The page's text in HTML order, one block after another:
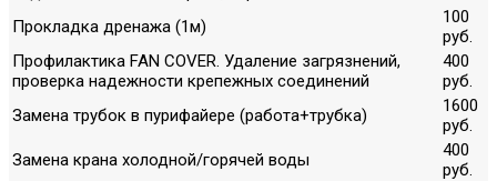
Прокладка дренажа (1м)
100
руб.
Профилактика FAN COVER. Удаление загрязнений,
проверка надежности крепежных соединений
400
руб.
Замена трубок в пурифайере (работа+трубка)
1600
руб.
Замена крана холодной/горячей воды
400
руб.